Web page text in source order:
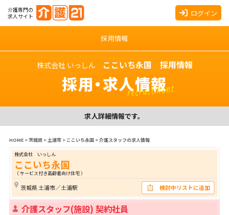
介護専門の
求人サイト
ログイン
採用情報
株式会社 いっしん ここいち永国 採用情報
採用・求人情報
recruitment
求人詳細情報です。
HOME>茨城県>土浦市> ここいち永国>介護スタッフの求人情報
株式会社 いっしん
ここいち永国
（ サービス付き高齢者向け住宅 ）
茨城県 土浦市／土浦駅 検討中リストに追加
介護スタッフ(施設) 契約社員